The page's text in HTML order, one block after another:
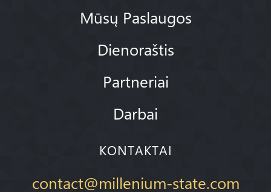
Mūsų Paslaugos
Dienoraštis
Partneriai
Darbai
KONTAKTAI
contact@millenium-state.com